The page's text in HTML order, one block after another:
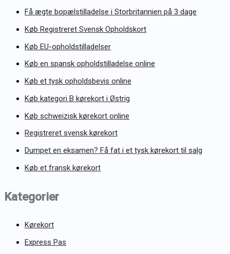
Få ægte bopælstilladelse i Storbritannien på 3 dage
Køb Registreret Svensk Opholdskort
Køb EU-opholdstilladelser
Køb en spansk opholdstilladelse online
Køb et tysk opholdsbevis online
Køb kategori B kørekort i Østrig
Køb schweizisk kørekort online
Registreret svensk kørekort
Dumpet en eksamen? Få fat i et tysk kørekort til salg
Køb et fransk kørekort
Kategorier
Kørekort
Express Pas